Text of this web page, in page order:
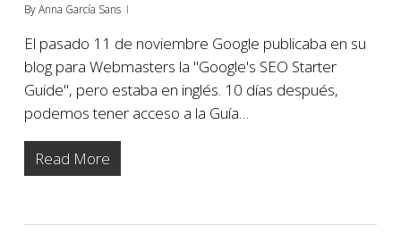
ByAnna García Sans
El pasado 11 de noviembre Google publicaba en su
blog para Webmasters la "Google's SEO Starter
Guide", pero estaba en inglés. 10 días después,
podemos tener acceso a la Guía…
Read More